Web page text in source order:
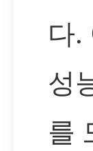
다.
성
를